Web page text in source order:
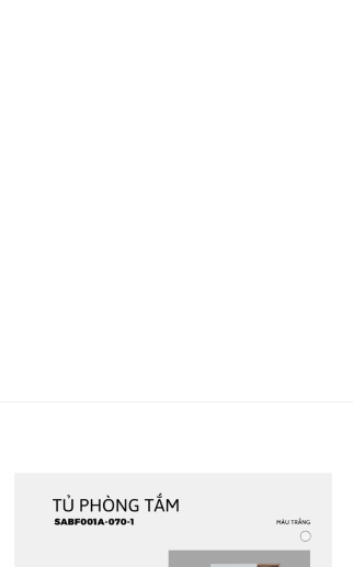
Thêm
yêu